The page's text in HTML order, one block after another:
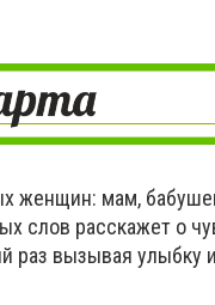
женщин: мам,
слов расскажет о
раз вызывая улыбку